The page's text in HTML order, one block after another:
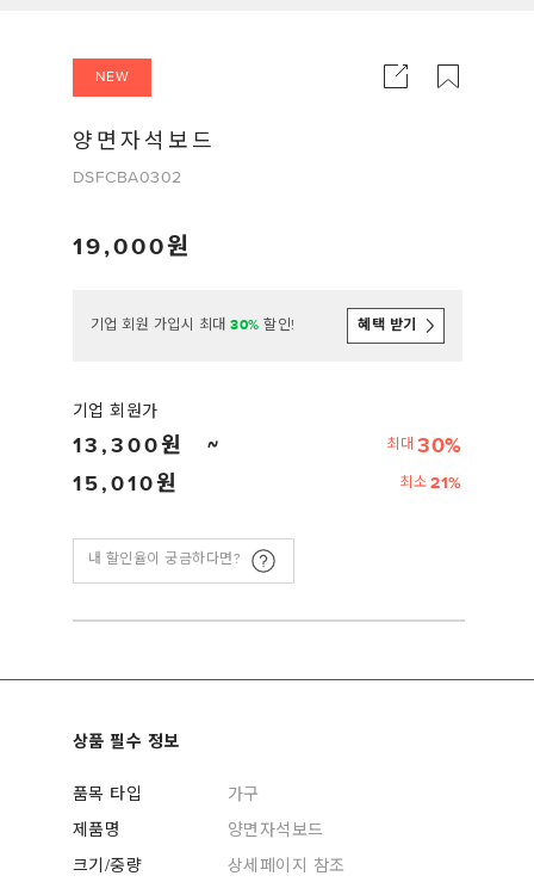
양면자석보드
DSFCBA0302
19,000
NEW
기업 회원 가입시 최대 30% 할인! 혜택 받기
기업 회원가
13,300 최대 30%
15,010
최소 21%
내 할인율이 궁금하다면?
상품 필수 정보
품목 타입
가구
제품명
양면자석보드
크기/중량
상세페이지 참조